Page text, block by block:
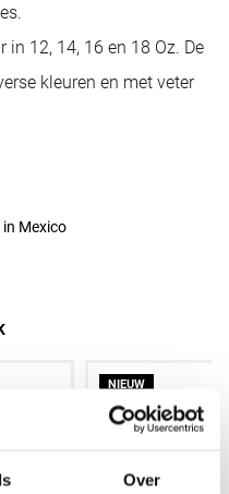
Over
in 12, 14, 16 en 18 Oz. De
kleuren en met veter
Mexico
NIEUW